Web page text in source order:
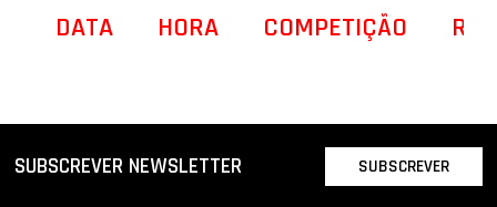
DATA HORA COMPETIÇÃO
SUBSCREVER NEWSLETTER SUBSCREVER